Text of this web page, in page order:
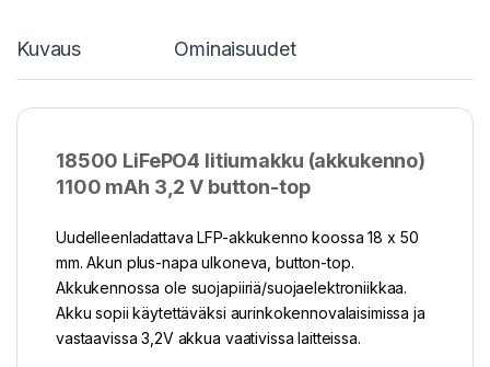
Kuvaus Ominaisuudet
18500 LiFePO4 litiumakku (akkukenno)
1100 mAh 3,2 V button-top
Uudelleenladattava LFP-akkukenno koossa 18 x 50
mm. Akun plus-napa ulkoneva, button-top.
Akkukennossa ole suojapiiriä/suojaelektroniikkaa.
Akku sopii käytettäväksi aurinkokennovalaisimissa ja
vastaavissa 3,2V akkua vaativissa laitteissa.